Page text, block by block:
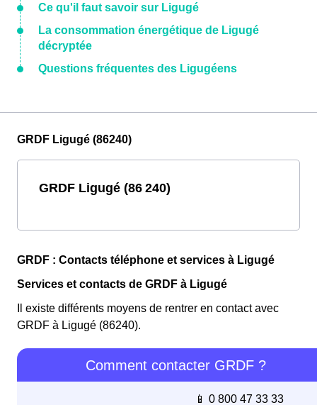
Ce qu'il faut savoir sur Ligugé
La consommation énergétique de Ligugé
décryptée
Questions fréquentes des Ligugéens
GRDF Ligugé (86240)
GRDF Ligugé (86 240)
GRDF : Contacts téléphone et services à Ligugé
Services et contacts de GRDF à Ligugé
Il existe différents moyens de rentrer en contact avec
GRDF à Ligugé (86240).
Comment contacter GRDF ?
📱 0 800 47 33 33